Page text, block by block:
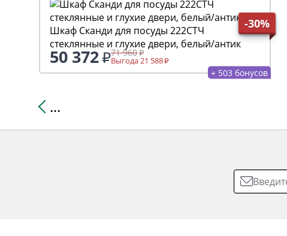
-30%
Шкаф Сканди для посуды 222СТЧ
стеклянные и глухие двери, белый/антик
50 372 71 960
Выгода 21 588
+ 503 бонусов
...